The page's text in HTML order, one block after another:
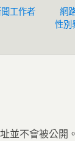
工作者
網
性別
並不會被公開。